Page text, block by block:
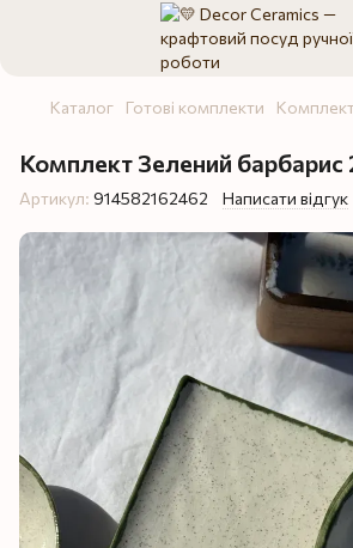
Каталог Готові комплекти
Комплект Зелений барбарис
Артикул: 914582162462 Написати відгук